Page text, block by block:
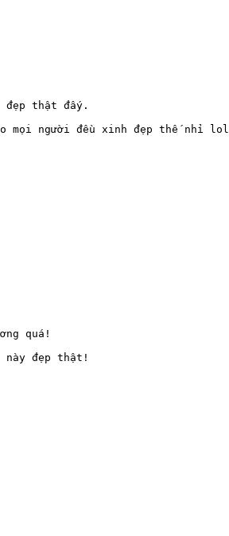
đẹp thật đấy.
mọi người đều xinh đẹp thế nhỉ lol
quá!
này đẹp thật!